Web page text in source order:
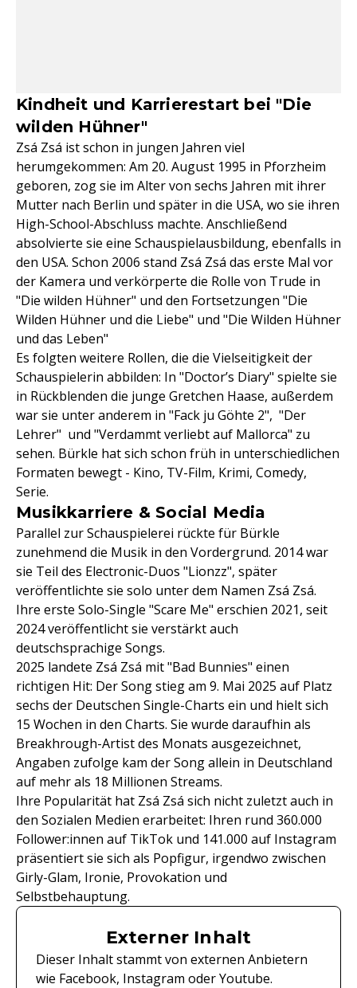
Kindheit und Karrierestart bei "Die
wilden Hühner"
Zsá Zsá ist schon in jungen Jahren viel
herumgekommen: Am 20. August 1995 in Pforzheim
geboren, zog sie im Alter von sechs Jahren mit ihrer
Mutter nach Berlin und später in die USA, wo sie ihren
High-School-Abschluss machte. Anschließend
absolvierte sie eine Schauspielausbildung, ebenfalls in
den USA. Schon 2006 stand Zsá Zsá das erste Mal vor
der Kamera und verkörperte die Rolle von Trude in
"Die wilden Hühner" und den Fortsetzungen "Die
Wilden Hühner und die Liebe" und "Die Wilden Hühner
und das Leben"
Es folgten weitere Rollen, die die Vielseitigkeit der
Schauspielerin abbilden: In "Doctor’s Diary" spielte sie
in Rückblenden die junge Gretchen Haase, außerdem
war sie unter anderem in "Fack ju Göhte 2", "Der
Lehrer" und "Verdammt verliebt auf Mallorca" zu
sehen. Bürkle hat sich schon früh in unterschiedlichen
Formaten bewegt - Kino, TV-Film, Krimi, Comedy,
Serie.
Musikkarriere & Social Media
Parallel zur Schauspielerei rückte für Bürkle
zunehmend die Musik in den Vordergrund. 2014 war
sie Teil des Electronic-Duos "Lionzz", später
veröffentlichte sie solo unter dem Namen Zsá Zsá.
Ihre erste Solo-Single "Scare Me" erschien 2021, seit
2024 veröffentlicht sie verstärkt auch
deutschsprachige Songs.
2025 landete Zsá Zsá mit "Bad Bunnies" einen
richtigen Hit: Der Song stieg am 9. Mai 2025 auf Platz
sechs der Deutschen Single-Charts ein und hielt sich
15 Wochen in den Charts. Sie wurde daraufhin als
Breakhrough-Artist des Monats ausgezeichnet,
Angaben zufolge kam der Song allein in Deutschland
auf mehr als 18 Millionen Streams.
Ihre Popularität hat Zsá Zsá sich nicht zuletzt auch in
den Sozialen Medien erarbeitet: Ihren rund 360.000
Follower:innen auf TikTok und 141.000 auf Instagram
präsentiert sie sich als Popfigur, irgendwo zwischen
Girly-Glam, Ironie, Provokation und
Selbstbehauptung.
Externer Inhalt
Dieser Inhalt stammt von externen Anbietern
wie Facebook, Instagram oder Youtube.